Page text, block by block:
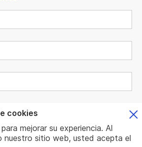
Rights Reserved | Powered by
cookies
mejorar su experiencia. Al
nuestro sitio web, usted acepta el